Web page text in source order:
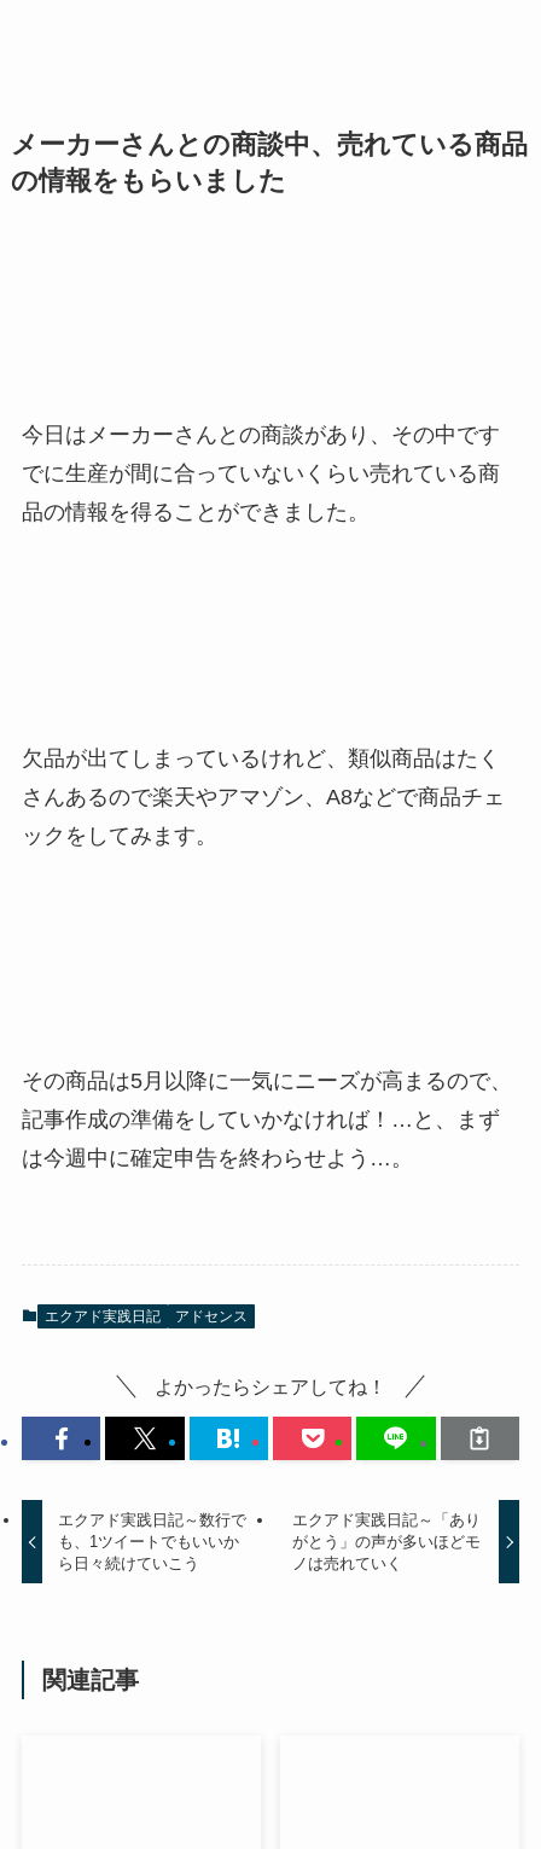
メーカーさんとの商談中、売れている商品
の情報をもらいました
今日はメーカーさんとの商談があり、その中です
でに生産が間に合っていないくらい売れている商
品の情報を得ることができました。
欠品が出てしまっているけれど、類似商品はたく
さんあるので楽天やアマゾン、A8などで商品チェ
ックをしてみます。
その商品は5月以降に一気にニーズが高まるので、
記事作成の準備をしていかなければ！…と、まず
は今週中に確定申告を終わらせよう…。
エクアド実践日記 アドセンス
よかったらシェアしてね！
エクアド実践日記～数行で
も、1ツイートでもいいか
ら日々続けていこう
エクアド実践日記～「あり
がとう」の声が多いほどモ
ノは売れていく
関連記事